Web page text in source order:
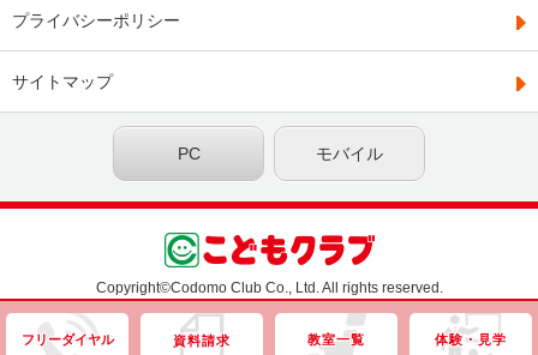
プライバシーポリシー
サイトマップ
フリーダイヤル 資料請求 教室一覧 体験・見学
Copyright©Codomo Club Co., Ltd. All rights reserved.
モバイル
PC